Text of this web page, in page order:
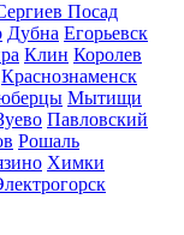
Посад
Дубна Егорьевск
Клин Королев
Краснознаменск
Мытищи
Павловский
Рошаль
Химки